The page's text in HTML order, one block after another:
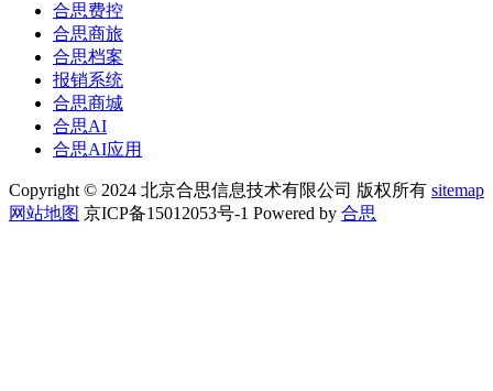
合思费控
合思商旅
合思档案
报销系统
合思商城
合思AI
合思AI应用
Copyright © 2024 北京合思信息技术有限公司 版权所有 sitemap
网站地图 京ICP备15012053号-1 Powered by 合思